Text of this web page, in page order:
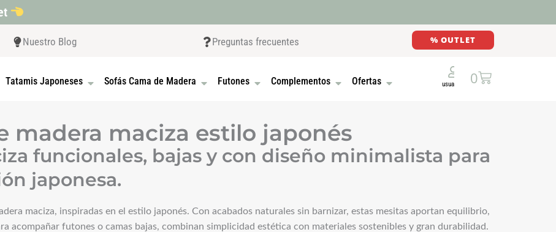
Nuestro Blog Preguntas frecuentes % OUTLET
CAMAS JAPONESAS
Tatamis Japoneses OPEN TATAMIS JAPONESES
Sofás Cama de Madera OPEN SOFÁS CAMA DE MADERA
Futones OPEN FUTONES
Complementos OPEN COMPLEMENTOS
Ofertas 0
Cart
madera maciza estilo japonés
funcionales, bajas y con diseño minimalista para
japonesa.
maciza, inspiradas en el estilo japonés. Con acabados naturales sin barnizar, estas mesitas aportan equilibrio,
acompañar futones o camas bajas, combinan simplicidad estética con materiales sostenibles y gran durabilidad.